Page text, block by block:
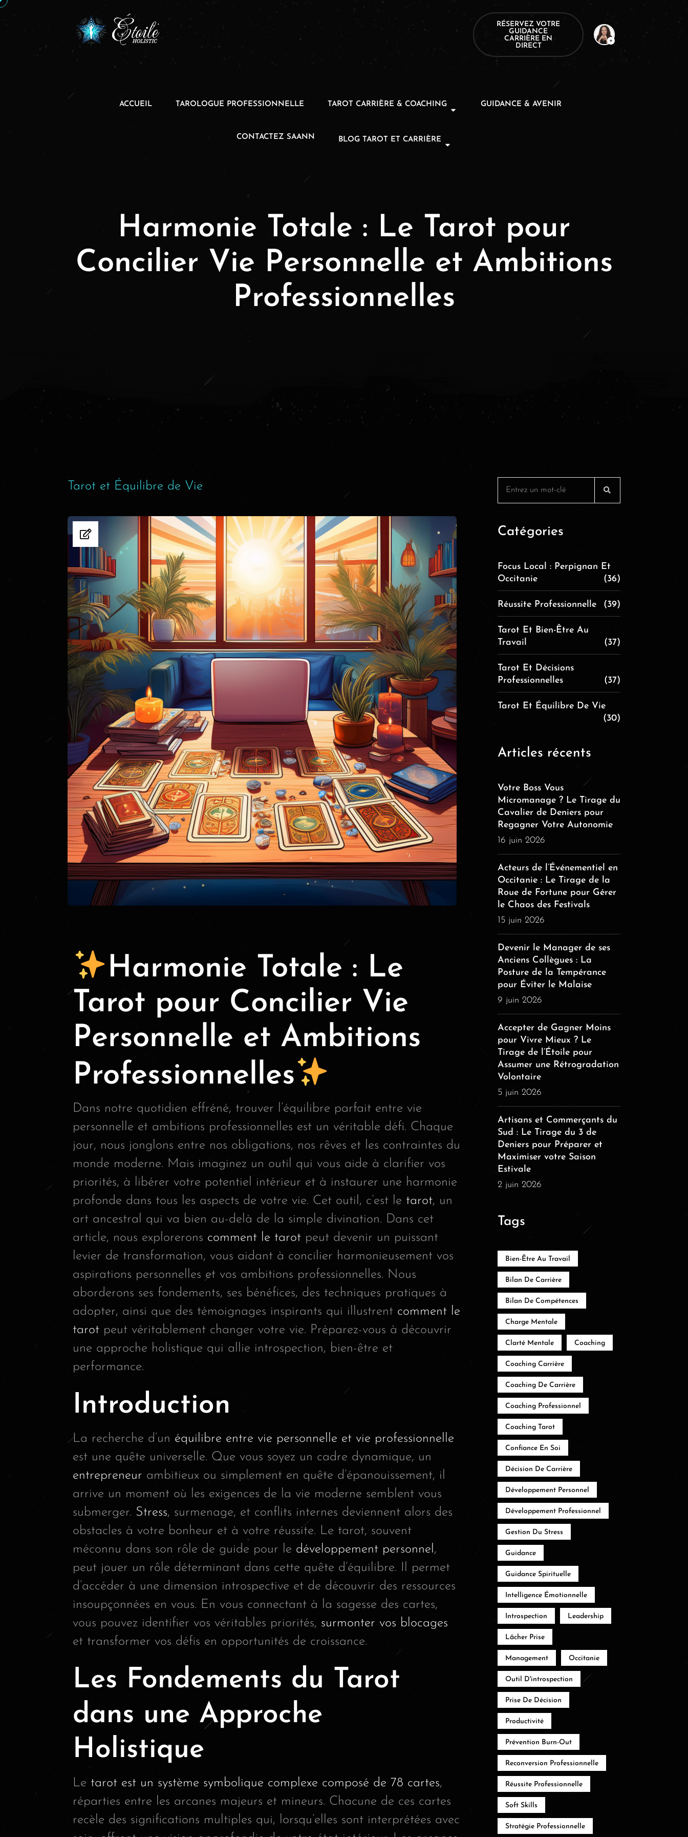
RÉSERVEZ VOTRE
GUIDANCE
CARRIÈRE EN
DIRECT
ACCUEIL TAROLOGUE PROFESSIONNELLE TAROT CARRIÈRE & COACHING GUIDANCE & AVENIR
CONTACTEZ SAANN BLOG TAROT ET CARRIÈRE
Harmonie Totale : Le Tarot pour
Concilier Vie Personnelle et Ambitions
Professionnelles
Tarot et Équilibre de Vie
Harmonie Totale : Le
Tarot pour Concilier Vie
Personnelle et Ambitions
Professionnelles
Dans notre quotidien effréné, trouver l’équilibre parfait entre vie
personnelle et ambitions professionnelles est un véritable défi. Chaque
jour, nous jonglons entre nos obligations, nos rêves et les contraintes du
monde moderne. Mais imaginez un outil qui vous aide à clarifier vos
priorités, à libérer votre potentiel intérieur et à instaurer une harmonie
profonde dans tous les aspects de votre vie. Cet outil, c’est le tarot, un
art ancestral qui va bien au-delà de la simple divination. Dans cet
article, nous explorerons comment le tarot peut devenir un puissant
levier de transformation, vous aidant à concilier harmonieusement vos
aspirations personnelles et vos ambitions professionnelles. Nous
aborderons ses fondements, ses bénéfices, des techniques pratiques à
adopter, ainsi que des témoignages inspirants qui illustrent comment le
tarot peut véritablement changer votre vie. Préparez-vous à découvrir
une approche holistique qui allie introspection, bien-être et
performance.
Introduction
La recherche d’un équilibre entre vie personnelle et vie professionnelle
est une quête universelle. Que vous soyez un cadre dynamique, un
entrepreneur ambitieux ou simplement en quête d’épanouissement, il
arrive un moment où les exigences de la vie moderne semblent vous
submerger. Stress, surmenage, et conflits internes deviennent alors des
obstacles à votre bonheur et à votre réussite. Le tarot, souvent
méconnu dans son rôle de guide pour le développement personnel ,
peut jouer un rôle déterminant dans cette quête d’équilibre. Il permet
d’accéder à une dimension introspective et de découvrir des ressources
insoupçonnées en vous. En vous connectant à la sagesse des cartes,
vous pouvez identifier vos véritables priorités, surmonter vos blocages
et transformer vos défis en opportunités de croissance.
Les Fondements du Tarot
dans une Approche
Holistique
Le tarot est un système symbolique complexe composé de 78 cartes,
réparties entre les arcanes majeurs et mineurs. Chacune de ces cartes
recèle des significations multiples qui, lorsqu’elles sont interprétées avec
Catégories
Focus Local : Perpignan Et
Occitanie
(36)
Réussite Professionnelle (39)
Tarot Et Bien-Être Au
Travail
(37)
Tarot Et Décisions
Professionnelles
(37)
Tarot Et Équilibre De Vie
(30)
Articles récents
Votre Boss Vous
Micromanage ? Le Tirage du
Cavalier de Deniers pour
Regagner Votre Autonomie
16 juin 2026
Acteurs de l’Événementiel en
Occitanie : Le Tirage de la
Roue de Fortune pour Gérer
le Chaos des Festivals
15 juin 2026
Devenir le Manager de ses
Anciens Collègues : La
Posture de la Tempérance
pour Éviter le Malaise
9 juin 2026
Accepter de Gagner Moins
pour Vivre Mieux ? Le
Tirage de l’Étoile pour
Assumer une Rétrogradation
Volontaire
5 juin 2026
Artisans et Commerçants du
Sud : Le Tirage du 3 de
Deniers pour Préparer et
Maximiser votre Saison
Estivale
2 juin 2026
Tags
Bien-Être Au Travail
Bilan De Carrière
Bilan De Compétences
Charge Mentale
Clarté Mentale Coaching
Coaching Carrière
Coaching De Carrière
Coaching Professionnel
Coaching Tarot
Confiance En Soi
Décision De Carrière
Développement Personnel
Développement Professionnel
Gestion Du Stress
Guidance
Guidance Spirituelle
Intelligence Émotionnelle
Introspection Leadership
Lâcher Prise
Management Occitanie
Outil D'introspection
Prise De Décision
Productivité
Prévention Burn-Out
Reconversion Professionnelle
Réussite Professionnelle
Soft Skills
Stratégie Professionnelle